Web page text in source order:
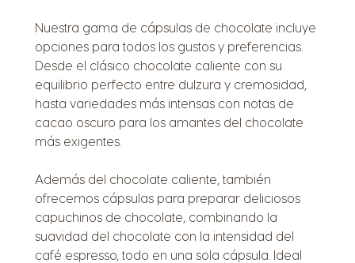
Nuestra gama de cápsulas de chocolate incluye
opciones para todos los gustos y preferencias.
Desde el clásico chocolate caliente con su
equilibrio perfecto entre dulzura y cremosidad,
hasta variedades más intensas con notas de
cacao oscuro para los amantes del chocolate
más exigentes.
Además del chocolate caliente, también
ofrecemos cápsulas para preparar deliciosos
capuchinos de chocolate, combinando la
suavidad del chocolate con la intensidad del
café espresso, todo en una sola cápsula. Ideal